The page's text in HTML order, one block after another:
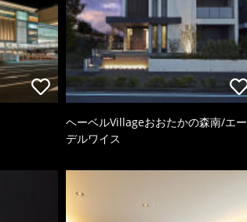
ヘーベルVillageおおたかの森南/エー
デルワイス